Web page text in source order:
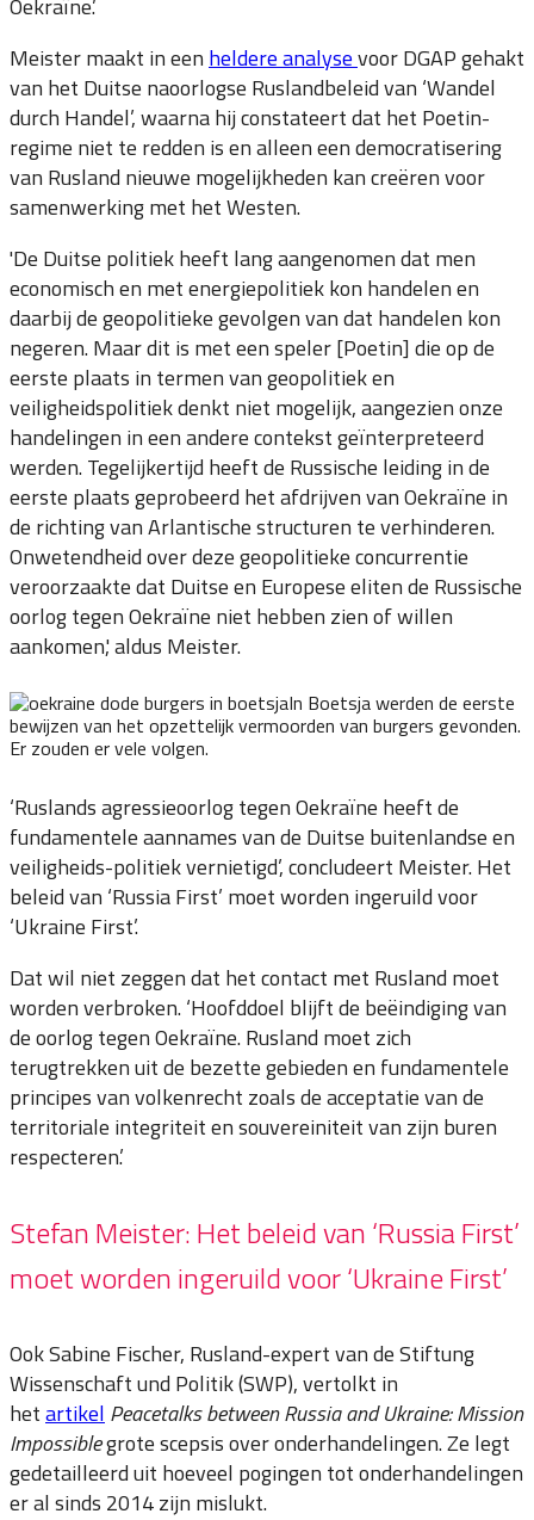
Meister maakt in een heldere analysevoor DGAP gehakt
van het Duitse naoorlogse Ruslandbeleid van ‘Wandel
durch Handel’, waarna hij constateert dat het Poetin-
regime niet te redden is en alleen een democratisering
van Rusland nieuwe mogelijkheden kan creëren voor
samenwerking met het Westen.
'De Duitse politiek heeft lang aangenomen dat men
economisch en met energiepolitiek kon handelen en
daarbij de geopolitieke gevolgen van dat handelen kon
negeren. Maar dit is met een speler [Poetin] die op de
eerste plaats in termen van geopolitiek en
veiligheidspolitiek denkt niet mogelijk, aangezien onze
handelingen in een andere contekst geïnterpreteerd
werden. Tegelijkertijd heeft de Russische leiding in de
eerste plaats geprobeerd het afdrijven van Oekraïne in
de richting van Arlantische structuren te verhinderen.
Onwetendheid over deze geopolitieke concurrentie
veroorzaakte dat Duitse en Europese eliten de Russische
oorlog tegen Oekraïne niet hebben zien of willen
aankomen,' aldus Meister.
In Boetsja werden de eerste
bewijzen van het opzettelijk vermoorden van burgers gevonden.
Er zouden er vele volgen.
‘Ruslands agressieoorlog tegen Oekraïne heeft de
fundamentele aannames van de Duitse buitenlandse en
veiligheids-politiek vernietigd’, concludeert Meister. Het
beleid van ‘Russia First’ moet worden ingeruild voor
‘Ukraine First’.
Dat wil niet zeggen dat het contact met Rusland moet
worden verbroken. ‘Hoofddoel blijft de beëindiging van
de oorlog tegen Oekraïne. Rusland moet zich
terugtrekken uit de bezette gebieden en fundamentele
principes van volkenrecht zoals de acceptatie van de
territoriale integriteit en souvereiniteit van zijn buren
respecteren.’
Stefan Meister: Het beleid van ‘Russia First’
moet worden ingeruild voor ‘Ukraine First’
Ook Sabine Fischer, Rusland-expert van de Stiftung
Wissenschaft und Politik (SWP), vertolkt in
hetartikel Peacetalks between Russia and Ukraine: Mission
Impossiblegrote scepsis over onderhandelingen. Ze legt
gedetailleerd uit hoeveel pogingen tot onderhandelingen
er al sinds 2014 zijn mislukt.